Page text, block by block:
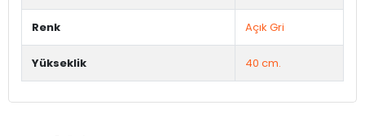
Renk Açık Gri
Yükseklik 40 cm.